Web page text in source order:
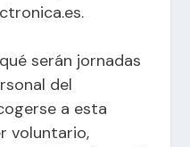
serán jornadas
del
a esta
voluntario,